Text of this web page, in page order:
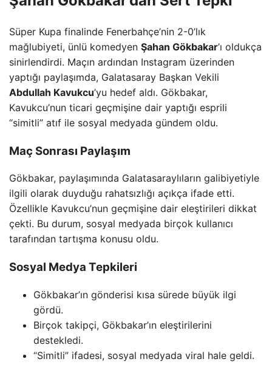
Süper Kupa finalinde Fenerbahçe’nin 2-0’lık
mağlubiyeti, ünlü komedyen Şahan Gökbakar’ı oldukça
sinirlendirdi. Maçın ardından Instagram üzerinden
yaptığı paylaşımda, Galatasaray Başkan Vekili
Abdullah Kavukcu’yu hedef aldı. Gökbakar,
Kavukcu’nun ticari geçmişine dair yaptığı esprili
“simitli” atıf ile sosyal medyada gündem oldu.
Maç Sonrası Paylaşım
Gökbakar, paylaşımında Galatasaraylıların galibiyetiyle
ilgili olarak duyduğu rahatsızlığı açıkça ifade etti.
Özellikle Kavukcu’nun geçmişine dair eleştirileri dikkat
çekti. Bu durum, sosyal medyada birçok kullanıcı
tarafından tartışma konusu oldu.
Sosyal Medya Tepkileri
Gökbakar’ın gönderisi kısa sürede büyük ilgi
gördü.
Birçok takipçi, Gökbakar’ın eleştirilerini
destekledi.
“Simitli” ifadesi, sosyal medyada viral hale geldi.